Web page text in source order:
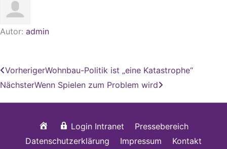
Autor: admin
Zurück
VorherigerWohnbau-Politik ist „eine Katastrophe“
NächsterWenn Spielen zum Problem wird
Nächster
StartseiteLogin Intranet
Pressebereich
Datenschutzerklärung
Impressum Kontakt